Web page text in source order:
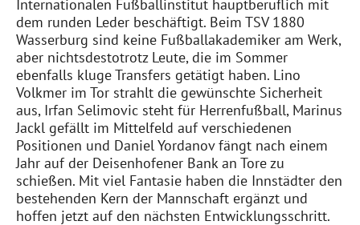
Internationalen Fußballinstitut hauptberuflich mit
dem runden Leder beschäftigt. Beim TSV 1880
Wasserburg sind keine Fußballakademiker am Werk,
aber nichtsdestotrotz Leute, die im Sommer
ebenfalls kluge Transfers getätigt haben. Lino
Volkmer im Tor strahlt die gewünschte Sicherheit
aus, Irfan Selimovic steht für Herrenfußball, Marinus
Jackl gefällt im Mittelfeld auf verschiedenen
Positionen und Daniel Yordanov fängt nach einem
Jahr auf der Deisenhofener Bank an Tore zu
schießen. Mit viel Fantasie haben die Innstädter den
bestehenden Kern der Mannschaft ergänzt und
hoffen jetzt auf den nächsten Entwicklungsschritt.